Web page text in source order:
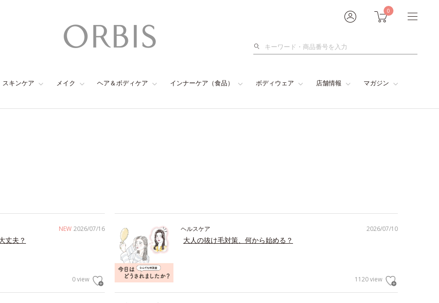
0
検
スキンケア メイク ヘア＆ボディケア インナーケア（食品） ボディウェア 店舗情報 マガジン
NEW 2026/07/16
丈夫？
0 view
2026/07/10
ヘルスケア
大人の抜け毛対策、何から始める？
1120 view